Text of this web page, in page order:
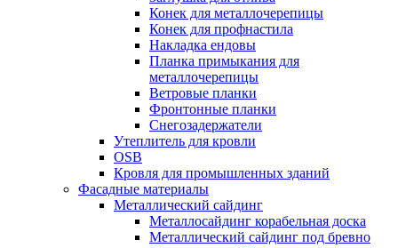
Конек для металлочерепицы
Конек для профнастила
Накладка ендовы
Планка примыкания для
металлочерепицы
Ветровые планки
Фронтонные планки
Снегозадержатели
Утеплитель для кровли
OSB
Кровля для промышленных зданий
Фасадные материалы
Металлический сайдинг
Металлосайдинг корабельная доска
Металлический сайдинг под бревно